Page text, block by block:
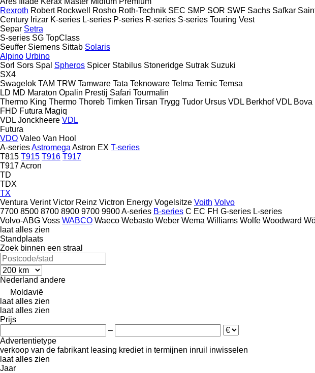
Rexroth Robert Rockwell Rosho Roth-Technik SEC SMP SOR SWF Sachs Safkar
Century Irizar K-series L-series P-series R-series S-series Touring Vest
Separ Setra
S-series SG TopClass
Seuffer Siemens Sittab Solaris
Alpino Urbino
Sorl Sors Spal Spheros Spicer Stabilus Stoneridge Sutrak Suzuki
SX4
Swagelok TAM TRW Tamware Tata Teknoware Telma Temic Temsa
LD MD Maraton Opalin Prestij Safari Tourmalin
Thermo King Thermo Thoreb Timken Tirsan Trygg Tudor Ursus VDL Berkhof VDL Bova
FHD Futura Magiq
VDL Jonckheere VDL
Futura
VDO Valeo Van Hool
A-seriesAstromega Astron EX T-series
T815 T915 T916 T917
T917 Acron
TD
TDX
TX
Ventura Verint Victor Reinz Victron Energy Vogelsitze Voith Volvo
7700 8500 8700 8900 9700 9900A-series B-series C EC FH G-series L-series
Volvo-ABG Voss WABCO Waeco Webasto Weber Wema Williams Wolfe Woodward
laat alles zien
Standplaats
Zoek binnen een straal
Nederland andere
Moldavië
laat alles zien
laat alles zien
Prijs
–
Advertentietype
verkoop van de fabrikant leasing krediet in termijnen inruil inwisselen
laat alles zien
Jaar